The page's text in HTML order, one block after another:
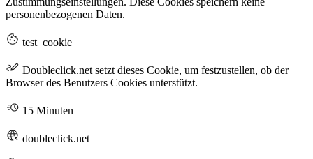
personenbezogenen Daten.
test_cookie
Doubleclick.net setzt dieses Cookie, um festzustellen, ob der
Browser des Benutzers Cookies unterstützt.
15 Minuten
doubleclick.net